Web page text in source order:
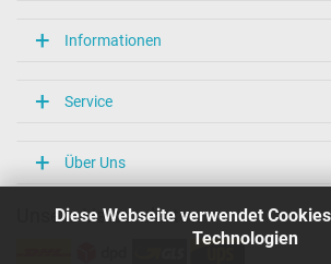
Diese Webseite verwendet
Technologien
Überlast-, kurzschluss- und
CCC
PSE
TÜV Geprüfte Sicherheit
Informationen
Service
Über Uns
Unsere Versandarten